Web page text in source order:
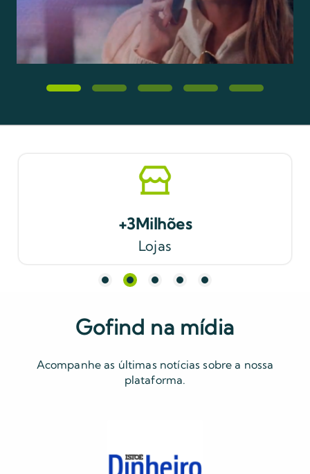
1 2 3 4 5
+1.7Milhão
Produtos
1 2 3 4 5
Gofind na mídia
Acompanhe as últimas notícias sobre a nossa
plataforma.